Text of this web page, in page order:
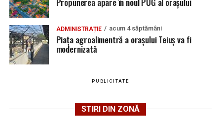
Locuri de muncă în Sântimbru, disponibile la 4
august 2026. AJOFM Alba a publicat lista posturilor
vacante
Locuri de muncă în Galda de Jos, disponibile la 4
august 2026. AJOFM Alba a publicat lista posturilor
vacante
Adaugă teiusinfo.ro ca sursă
preferată pe Google
Urmărește Ziarul Unirea pe Social Media
ADMINISTRAȚIE acum 4 săptămâni
Piața agroalimentră a orașului Teiuș va fi
modernizată
PUBLICITATE
STIRI DIN ZONĂ